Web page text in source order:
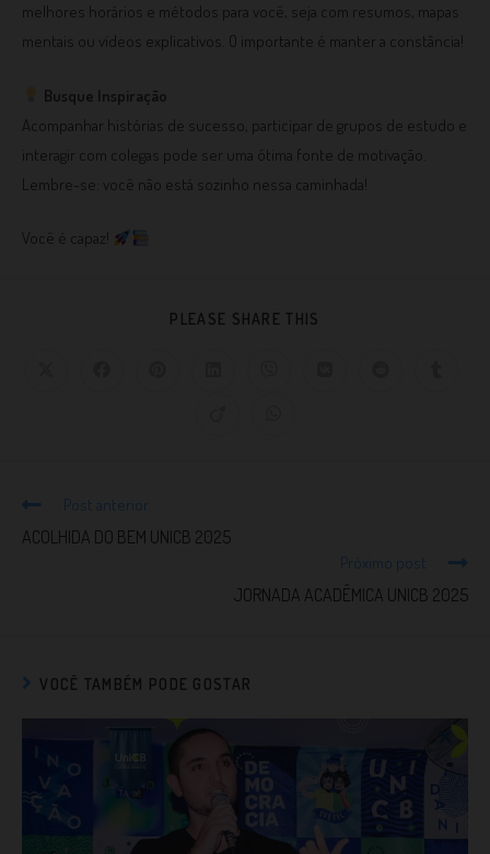
melhores horários e métodos para você, seja com resumos, mapas
mentais ou vídeos explicativos. O importante é manter a constância!
Busque Inspiração
Acompanhar histórias de sucesso, participar de grupos de estudo e
interagir com colegas pode ser uma ótima fonte de motivação.
Lembre-se: você não está sozinho nessa caminhada!
Você é capaz!
PLEASE SHARE THIS
Post anterior
ACOLHIDA DO BEM UNICB 2025
Próximo post
JORNADA ACADÊMICA UNICB 2025
VOCÊ TAMBÉM PODE GOSTAR